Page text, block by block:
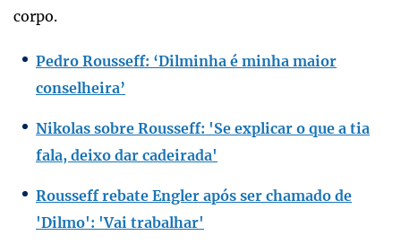
corpo.
Pedro Rousseff: ‘Dilminha é minha maior
conselheira’
Nikolas sobre Rousseff: 'Se explicar o que a tia
fala, deixo dar cadeirada'
Rousseff rebate Engler após ser chamado de
'Dilmo': 'Vai trabalhar'